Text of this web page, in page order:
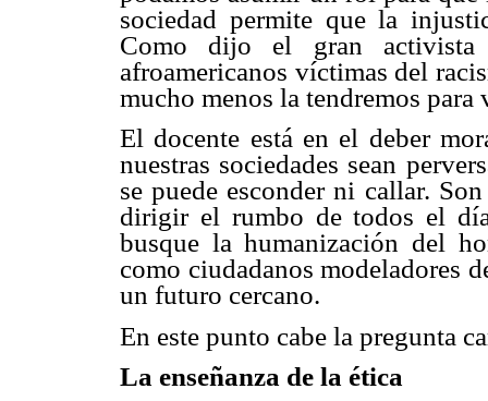
sociedad permite que la
Como dijo el gran
afroamericanos víctimas del
mucho menos la tendremos para
El docente está en el deber
nuestras sociedades sean
se puede esconder ni callar.
dirigir el rumbo de todos el
busque la humanización del
como ciudadanos modeladores
un futuro cercano.
En este punto cabe la pregunta
La enseñanza de la ética